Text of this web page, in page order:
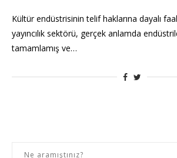
Kültür endüstrisinin telif haklarına dayalı
yayıncılık sektörü, gerçek anlamda
tamamlamış ve…